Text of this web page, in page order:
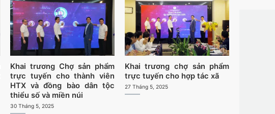
Khai trương Chợ sản phẩm
trực tuyến cho thành viên
HTX và đồng bào dân tộc
thiểu số và miền núi
30 Tháng 5, 2025
Khai trương chợ sản phẩm
trực tuyến cho hợp tác xã
27 Tháng 5, 2025